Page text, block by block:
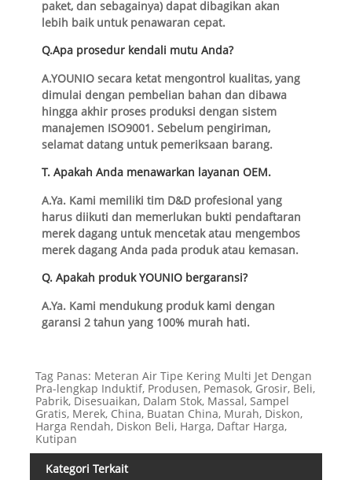
paket, dan sebagainya) dapat dibagikan akan
lebih baik untuk penawaran cepat.
Q.Apa prosedur kendali mutu Anda?
A.YOUNIO secara ketat mengontrol kualitas, yang
dimulai dengan pembelian bahan dan dibawa
hingga akhir proses produksi dengan sistem
manajemen ISO9001. Sebelum pengiriman,
selamat datang untuk pemeriksaan barang.
T. Apakah Anda menawarkan layanan OEM.
A.Ya. Kami memiliki tim D&D profesional yang
harus diikuti dan memerlukan bukti pendaftaran
merek dagang untuk mencetak atau mengembos
merek dagang Anda pada produk atau kemasan.
Q. Apakah produk YOUNIO bergaransi?
A.Ya. Kami mendukung produk kami dengan
garansi 2 tahun yang 100% murah hati.
Tag Panas: Meteran Air Tipe Kering Multi Jet Dengan
Pra-lengkap Induktif, Produsen, Pemasok, Grosir, Beli,
Pabrik, Disesuaikan, Dalam Stok, Massal, Sampel
Gratis, Merek, China, Buatan China, Murah, Diskon,
Harga Rendah, Diskon Beli, Harga, Daftar Harga,
Kutipan
Kategori Terkait